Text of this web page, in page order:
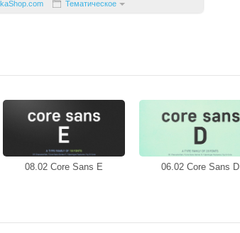
Тематическое
08.02 Core Sans E 06.02 Core Sans D